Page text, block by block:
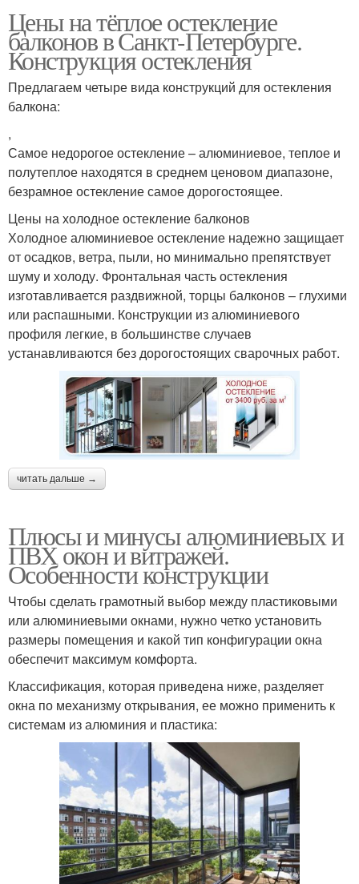
Цены на тёплое остекление
балконов в Санкт-Петербурге.
Конструкция остекления
Предлагаем четыре вида конструкций для остекления
балкона:
,
Самое недорогое остекление – алюминиевое, теплое и
полутеплое находятся в среднем ценовом диапазоне,
безрамное остекление самое дорогостоящее.
Цены на холодное остекление балконов
Холодное алюминиевое остекление надежно защищает
от осадков, ветра, пыли, но минимально препятствует
шуму и холоду. Фронтальная часть остекления
изготавливается раздвижной, торцы балконов – глухими
или распашными. Конструкции из алюминиевого
профиля легкие, в большинстве случаев
устанавливаются без дорогостоящих сварочных работ.
читать дальше →
Плюсы и минусы алюминиевых и
ПВХ окон и витражей.
Особенности конструкции
Чтобы сделать грамотный выбор между пластиковыми
или алюминиевыми окнами, нужно четко установить
размеры помещения и какой тип конфигурации окна
обеспечит максимум комфорта.
Классификация, которая приведена ниже, разделяет
окна по механизму открывания, ее можно применить к
системам из алюминия и пластика: